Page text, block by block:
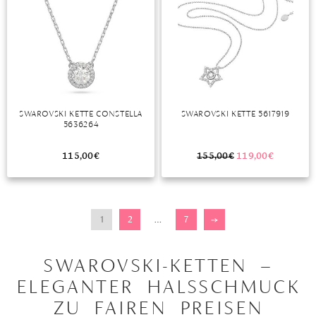
SWAROVSKI KETTE CONSTELLA
5636264
115,00€
SWAROVSKI KETTE 5617919
155,00€ 119,00€
1 2 … 7 →
SWAROVSKI-KETTEN –
ELEGANTER HALSSCHMUCK
ZU FAIREN PREISEN